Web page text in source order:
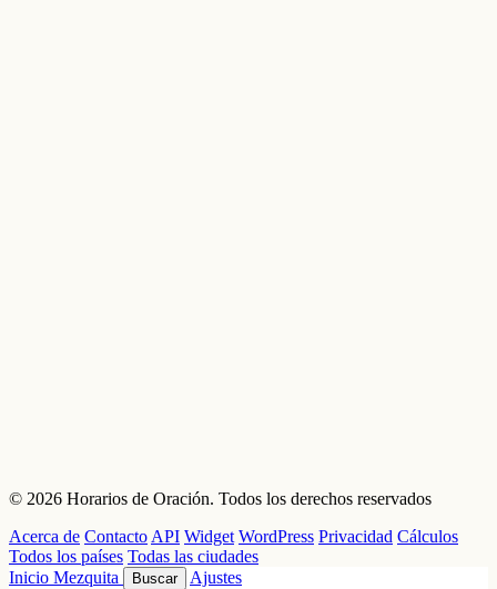
© 2026 Horarios de Oración. Todos los derechos reservados
Acerca de Contacto API Widget WordPress Privacidad Cálculos
Todos los países Todas las ciudades
Inicio Mezquita Buscar Ajustes